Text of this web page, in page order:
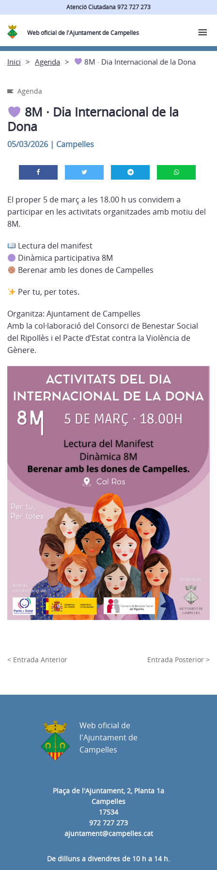
Atenció Ciutadana 972 727 273
Web oficial de l'Ajuntament de Campelles
Inici Agenda 8M · Dia Internacional de la Dona
Agenda
8M · Dia Internacional de la
Dona
05/03/2026 | Campelles
El proper 5 de març a les 18.00 h us convidem a
participar en les activitats organitzades amb motiu del
8M.
Lectura del manifest
Dinàmica participativa 8M
Berenar amb les dones de Campelles
Per tu, per totes.
Organitza: Ajuntament de Campelles
Amb la col·laboració del Consorci de Benestar Social
del Ripollès i el Pacte d’Estat contra la Violència de
Gènere.
< Entrada Anterior Entrada Posterior >
Plaça de l'Ajuntament, 2, Planta 1a
Campelles
17534
972 727 273
ajuntament@campelles.cat
De dilluns a divendres de 10 h a 14 h.
Web oficial de
l'Ajuntament de
Campelles